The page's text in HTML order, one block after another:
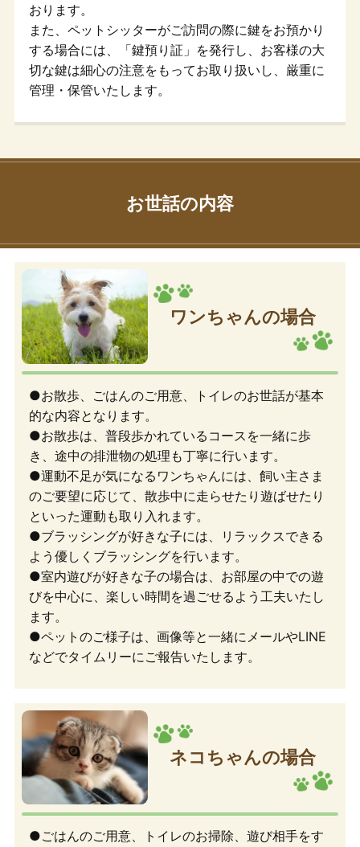
おります。
また、ペットシッターがご訪問の際に鍵をお預かり
する場合には、「鍵預り証」を発行し、お客様の大
切な鍵は細心の注意をもってお取り扱いし、厳重に
管理・保管いたします。
お世話の内容
ワンちゃんの場合
●お散歩、ごはんのご用意、トイレのお世話が基本
的な内容となります。
●お散歩は、普段歩かれているコースを一緒に歩
き、途中の排泄物の処理も丁寧に行います。
●運動不足が気になるワンちゃんには、飼い主さま
のご要望に応じて、散歩中に走らせたり遊ばせたり
といった運動も取り入れます。
●ブラッシングが好きな子には、リラックスできる
よう優しくブラッシングを行います。
●室内遊びが好きな子の場合は、お部屋の中での遊
びを中心に、楽しい時間を過ごせるよう工夫いたし
ます。
●ペットのご様子は、画像等と一緒にメールやLINE
などでタイムリーにご報告いたします。
ネコちゃんの場合
●ごはんのご用意、トイレのお掃除、遊び相手をす